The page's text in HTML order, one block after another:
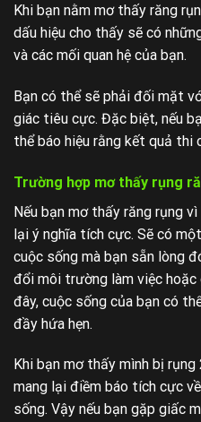
Khi bạn nằm mơ thấy răng
dấu hiệu cho thấy sẽ có
và các mối quan hệ của bạn.
Bạn có thể sẽ phải đối mặt
giác tiêu cực. Đặc biệt, nếu
thể báo hiệu rằng kết quả thi
Trường hợp mơ thấy rụng
Nếu bạn mơ thấy răng rụng
lại ý nghĩa tích cực. Sẽ có
cuộc sống mà bạn sẵn lòng
đổi môi trường làm việc
đây, cuộc sống của bạn có
đầy hứa hẹn.
Khi bạn mơ thấy mình bị
mang lại điềm báo tích cực
sống. Vậy nếu bạn gặp giấc